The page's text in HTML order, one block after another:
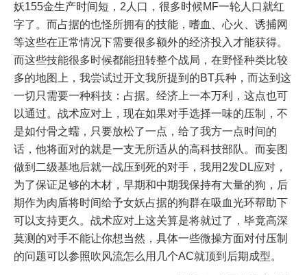
妖155金生产时间短，2人口，很多时候MF一轮人口就红
字了。而占据的也怪所拥有的技能，嗜血、心火、诱捕网
等这些在正常情况下需要很多额外的经济投入才能获得。
而这些技能很多时候都能扭转整个战局，在野怪种类比较
多的地图上，我尝试过开文我所提到的BT兵种，而达到这
一切只需要一种科技：占据。经济上一本万利，这点也可
以通过。战术应对上，现在如果对手选择一味的压制，不
是如付骨之蠕，只要放松了一点，给了我方一点时间的
话，他将面对的就是一支无所适从的高科技部队。而妄图
做到二级基地后就一战压到死的对手，我用2发DL应对，
为了保证足够的木材，早期和中期我保持有大量的狗，后
期作为肉盾将时间给予女妖占据的狗群在吸血光环帮助下
可以支持更久。战术应对上这关算是将就过了，毕竟高深
莫测的对手不能让你想当然，具体一些微操方面对付压制
的问题可以参照吹风流怎么用几个AC就顶到后期成型。